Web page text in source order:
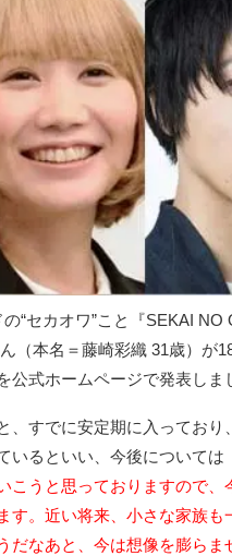
“セカオワ”こと『SEKAI NO
（本名＝藤崎彩織 31歳）が
公式ホームページで発表しま
、すでに安定期に入っており
いるといい、今後については
こうと思っておりますので、
す。近い将来、小さな家族も
だなあと、今は想像を膨らま